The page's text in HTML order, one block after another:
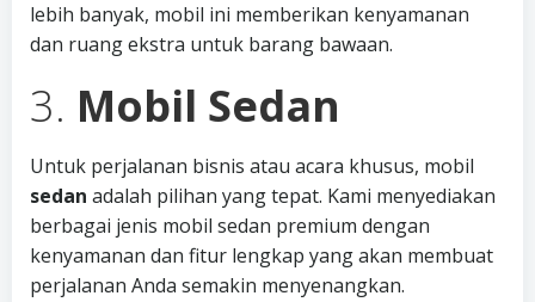
lebih banyak, mobil ini memberikan kenyamanan
dan ruang ekstra untuk barang bawaan.
3. Mobil Sedan
Untuk perjalanan bisnis atau acara khusus, mobil
sedan adalah pilihan yang tepat. Kami menyediakan
berbagai jenis mobil sedan premium dengan
kenyamanan dan fitur lengkap yang akan membuat
perjalanan Anda semakin menyenangkan.